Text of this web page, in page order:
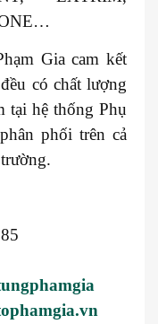
Gia cam kết
có chất lượng
tại hệ thống Phụ
phối trên cả